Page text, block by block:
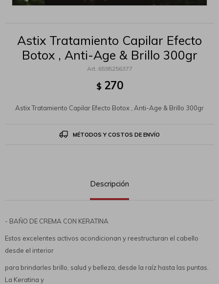
Astix Tratamiento Capilar Efecto
Botox , Anti-Age & Brillo 300gr
6595256377
$ 270
Astix Tratamiento Capilar Efecto Botox , Anti-Age & Brillo 300gr
MÉTODOS Y COSTOS DE ENVÍO
Descripción
- BAÑO DE CREMA CON KERATINA
Estos excelentes activos acondicionan y reestructuran el cabello
desde el interior
para brindarles brillo, salud y belleza, desde la raíz hasta las puntas.
La Keratina y